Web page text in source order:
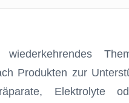
Produkten zur
Elektrolyte